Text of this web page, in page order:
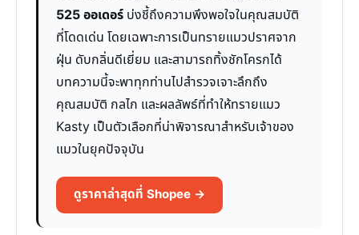
525 ออเดอร์ บ่งชี้ถึงความพึงพอใจในคุณสมบัติ
ที่โดดเด่น โดยเฉพาะการเป็นทรายแมวปราศจาก
ฝุ่น ดับกลิ่นดีเยี่ยม และสามารถทิ้งชักโครกได้
บทความนี้จะพาทุกท่านไปสำรวจเจาะลึกถึง
คุณสมบัติ กลไก และผลลัพธ์ที่ทำให้ทรายแมว
Kasty เป็นตัวเลือกที่น่าพิจารณาสำหรับเจ้าของ
แมวในยุคปัจจุบัน
ดูราคาล่าสุดที่ Shopee →